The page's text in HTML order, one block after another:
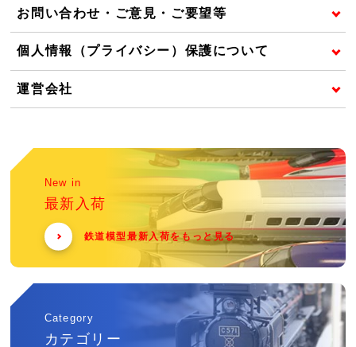
お問い合わせ・ご意見・ご要望等
個人情報（プライバシー）保護について
運営会社
New in
最新入荷
鉄道模型最新入荷をもっと見る
Category
カテゴリー